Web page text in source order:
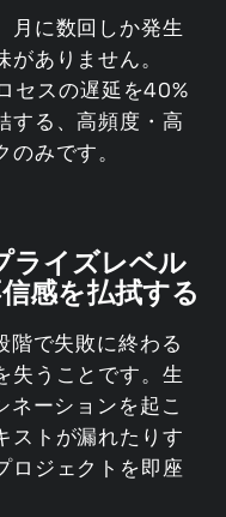
月に数回しか発生
ありません。
セスの遅延を40%
する、高頻度・高
みです。
ライズレベル
感を払拭する
階で失敗に終わる
失うことです。生
ネーションを起こ
ストが漏れたりす
ロジェクトを即座